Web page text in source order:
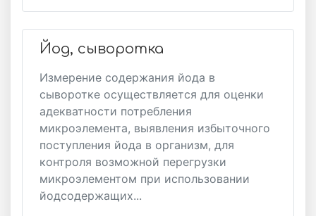
Йод, сыворотка
Измерение содержания йода в
сыворотке осуществляется для оценки
адекватности потребления
микроэлемента, выявления избыточного
поступления йода в организм, для
контроля возможной перегрузки
микроэлементом при использовании
йодсодержащих...